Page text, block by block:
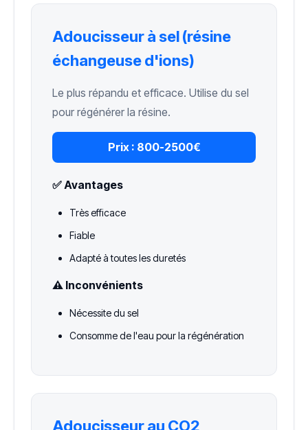
Adoucisseur à sel (résine
échangeuse d'ions)
Le plus répandu et efficace. Utilise du sel
pour régénérer la résine.
Prix : 800-2500€
✅ Avantages
Très efficace
Fiable
Adapté à toutes les duretés
⚠️ Inconvénients
Nécessite du sel
Consomme de l'eau pour la régénération
Adoucisseur au CO2